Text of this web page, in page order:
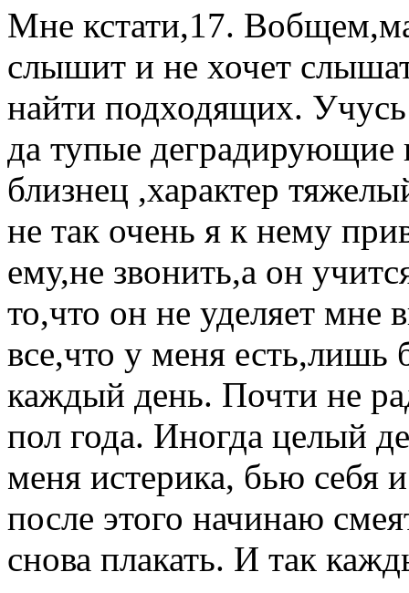
Мне кстати,17.
слышит и не хочет
найти подходящих.
да тупые
близнец ,характер
не так очень я к нему
ему,не звонить,а он
то,что он не уделяет мне
все,что у меня
каждый день. Почти не
пол года. Иногда целый
меня истерика, бью себя
после этого начинаю
снова плакать. И так